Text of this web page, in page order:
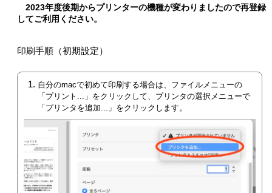
2023年度後期からプリンターの機種が変わりましたので再登録
してご利用ください。
印刷手順（初期設定）
自分のmacで初めて印刷する場合は、ファイルメニューの
「プリント...」をクリックして、プリンタの選択メニューで
「プリンタを追加...」をクリックします。